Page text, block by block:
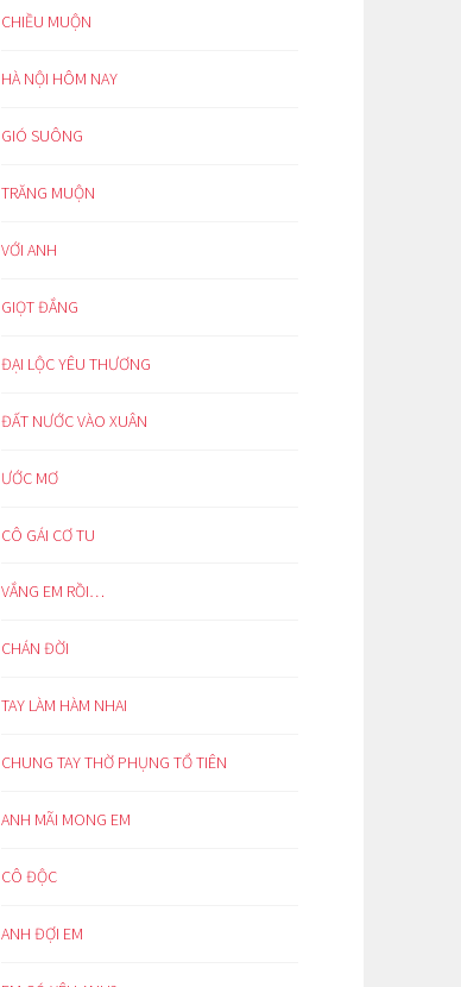
CHIỀU MUỘN
HÀ NỘI HÔM NAY
GIÓ SUÔNG
TRĂNG MUỘN
VỚI ANH
GIỌT ĐẮNG
ĐẠI LỘC YÊU THƯƠNG
ĐẤT NƯỚC VÀO XUÂN
ƯỚC MƠ
CÔ GÁI CƠ TU
VẮNG EM RỒI…
CHÁN ĐỜI
TAY LÀM HÀM NHAI
CHUNG TAY THỜ PHỤNG TỔ TIÊN
ANH MÃI MONG EM
CÔ ĐỘC
ANH ĐỢI EM